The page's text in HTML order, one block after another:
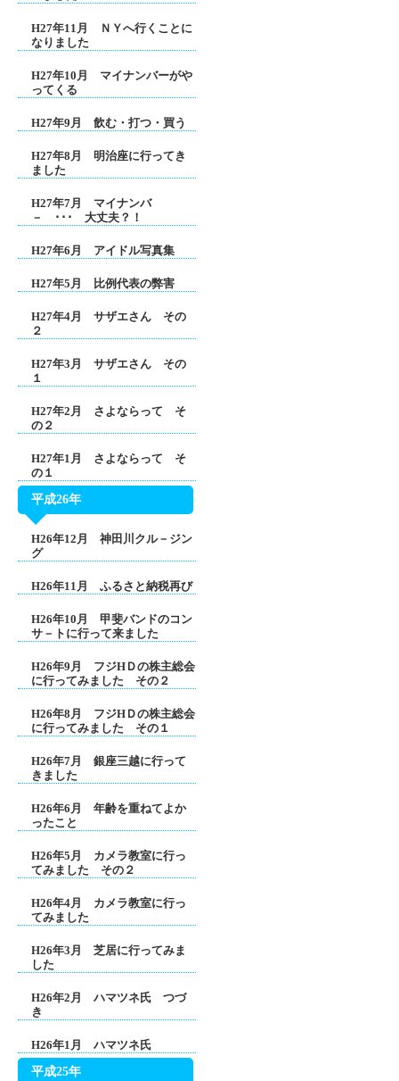
H27年11月 ＮＹへ行くことに
なりました
H27年10月 マイナンバーがや
ってくる
H27年9月 飲む・打つ・買う
H27年8月 明治座に行ってき
ました
H27年7月 マイナンバ
－ ･･･ 大丈夫？！
H27年6月 アイドル写真集
H27年5月 比例代表の弊害
H27年4月 サザエさん その
２
H27年3月 サザエさん その
１
H27年2月 さよならって そ
の２
H27年1月 さよならって そ
の１
平成26年
H26年12月 神田川クル－ジン
グ
H26年11月 ふるさと納税再び
H26年10月 甲斐バンドのコン
サ－トに行って来ました
H26年9月 フジHＤの株主総会
に行ってみました その２
H26年8月 フジHＤの株主総会
に行ってみました その１
H26年7月 銀座三越に行って
きました
H26年6月 年齢を重ねてよか
ったこと
H26年5月 カメラ教室に行っ
てみました その２
H26年4月 カメラ教室に行っ
てみました
H26年3月 芝居に行ってみま
した
H26年2月 ハマツネ氏 つづ
き
H26年1月 ハマツネ氏
平成25年